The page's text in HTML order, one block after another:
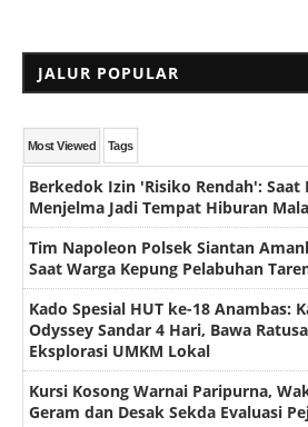
JALUR POPULAR
Most Viewed Tags
Berkedok Izin 'Risiko Rendah': Saat
Menjelma Jadi Tempat Hiburan
Tim Napoleon Polsek Siantan
Saat Warga Kepung Pelabuhan
Kado Spesial HUT ke-18 Anambas:
Odyssey Sandar 4 Hari, Bawa
Eksplorasi UMKM Lokal
Kursi Kosong Warnai Paripurna,
Geram dan Desak Sekda Evaluasi